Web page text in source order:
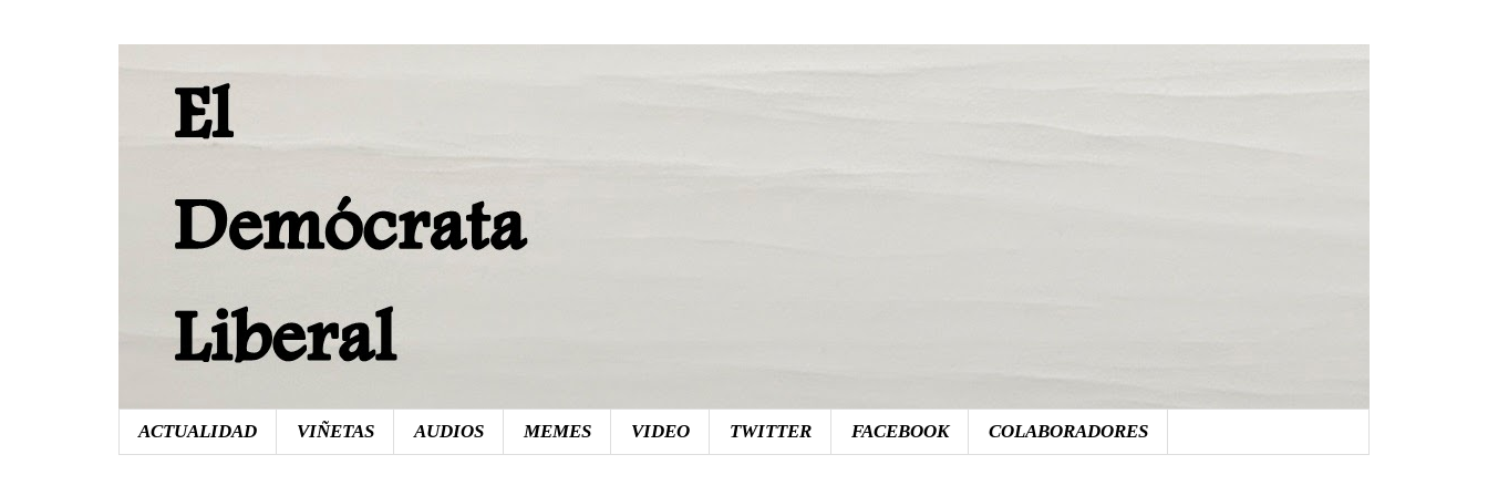
ACTUALIDAD VIÑETAS AUDIOS MEMES VIDEO TWITTER FACEBOOK COLABORADORES